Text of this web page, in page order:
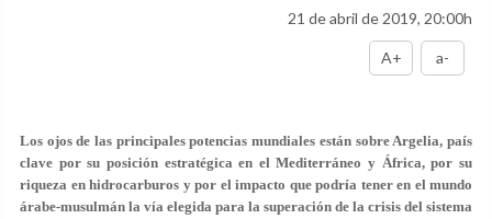
21 de abril de 2019, 20:00h
A+ a-
Los ojos de las principales potencias mundiales están sobre Argelia, país
clave por su posición estratégica en el Mediterráneo y África, por su
riqueza en hidrocarburos y por el impacto que podría tener en el mundo
árabe-musulmán la vía elegida para la superación de la crisis del sistema